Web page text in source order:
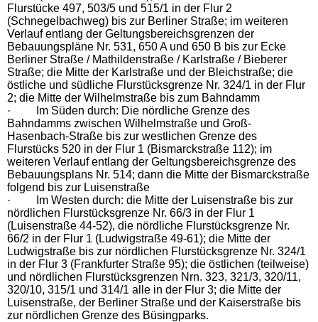
Flurstücke 497, 503/5 und 515/1 in der Flur 2
(Schnegelbachweg) bis zur Berliner Straße; im weiteren
Verlauf entlang der Geltungsbereichsgrenzen der
Bebauungspläne Nr. 531, 650 A und 650 B bis zur Ecke
Berliner Straße / Mathildenstraße / Karlstraße / Bieberer
Straße; die Mitte der Karlstraße und der Bleichstraße; die
östliche und südliche Flurstücksgrenze Nr. 324/1 in der Flur
2; die Mitte der Wilhelmstraße bis zum Bahndamm
·
Im Süden durch: Die nördliche Grenze des
Bahndamms zwischen Wilhelmstraße und Groß-
Hasenbach-Straße bis zur westlichen Grenze des
Flurstücks 520 in der Flur 1 (Bismarckstraße 112); im
weiteren Verlauf entlang der Geltungsbereichsgrenze des
Bebauungsplans Nr. 514; dann die Mitte der Bismarckstraße
folgend bis zur Luisenstraße
·
Im Westen durch: die Mitte der Luisenstraße bis zur
nördlichen Flurstücksgrenze Nr. 66/3 in der Flur 1
(Luisenstraße 44-52), die nördliche Flurstücksgrenze Nr.
66/2 in der Flur 1 (Ludwigstraße 49-61); die Mitte der
Ludwigstraße bis zur nördlichen Flurstücksgrenze Nr. 324/1
in der Flur 3 (Frankfurter Straße 95); die östlichen (teilweise)
und nördlichen Flurstücksgrenzen Nrn. 323, 321/3, 320/11,
320/10, 315/1 und 314/1 alle in der Flur 3; die Mitte der
Luisenstraße, der Berliner Straße und der Kaiserstraße bis
zur nördlichen Grenze des Büsingparks.